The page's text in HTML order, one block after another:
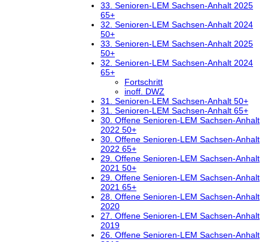
33. Senioren-LEM Sachsen-Anhalt 2025
65+
32. Senioren-LEM Sachsen-Anhalt 2024
50+
33. Senioren-LEM Sachsen-Anhalt 2025
50+
32. Senioren-LEM Sachsen-Anhalt 2024
65+
Fortschritt
inoff. DWZ
31. Senioren-LEM Sachsen-Anhalt 50+
31. Senioren-LEM Sachsen-Anhalt 65+
30. Offene Senioren-LEM Sachsen-Anhalt
2022 50+
30. Offene Senioren-LEM Sachsen-Anhalt
2022 65+
29. Offene Senioren-LEM Sachsen-Anhalt
2021 50+
29. Offene Senioren-LEM Sachsen-Anhalt
2021 65+
28. Offene Senioren-LEM Sachsen-Anhalt
2020
27. Offene Senioren-LEM Sachsen-Anhalt
2019
26. Offene Senioren-LEM Sachsen-Anhalt